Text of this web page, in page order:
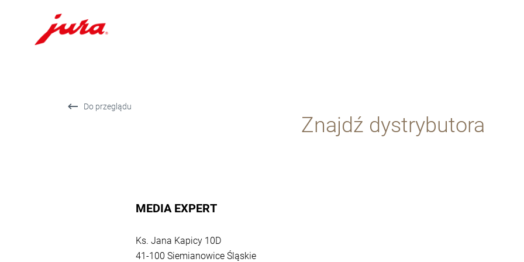
Do przeglądu
Znajdź dystrybutora
MEDIA EXPERT
Ks. Jana Kapicy 10D
41-100 Siemianowice Śląskie